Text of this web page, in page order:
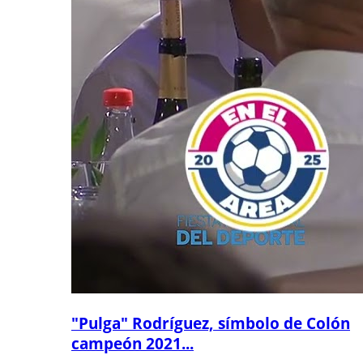
"Pulga" Rodríguez, símbolo de Colón
campeón 2021...